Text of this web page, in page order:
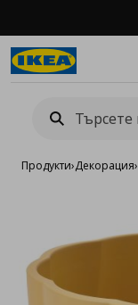
Продукти›Декорация›